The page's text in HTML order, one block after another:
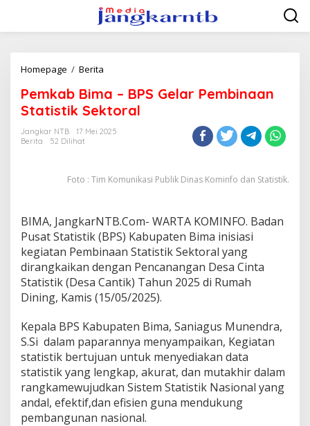
konten
Homepage / Berita
-
BPS
Gelar
Pembinaan
Pemkab Bima – BPS Gelar Pembinaan
Statistik Sektoral
Jangkar NTB
17 Mei 2025
Berita
52 Dilihat
Foto : Tim Komunikasi Publik Dinas Kominfo dan Statistik.
BIMA, JangkarNTB.Com- WARTA KOMINFO. Badan
Pusat Statistik (BPS) Kabupaten Bima inisiasi
kegiatan Pembinaan Statistik Sektoral yang
dirangkaikan dengan Pencanangan Desa Cinta
Statistik (Desa Cantik) Tahun 2025 di Rumah
Dining, Kamis (15/05/2025).
Kepala BPS Kabupaten Bima, Saniagus Munendra,
S.Si dalam paparannya menyampaikan, Kegiatan
statistik bertujuan untuk menyediakan data
statistik yang lengkap, akurat, dan mutakhir dalam
rangkamewujudkan Sistem Statistik Nasional yang
andal, efektif,dan efisien guna mendukung
pembangunan nasional.